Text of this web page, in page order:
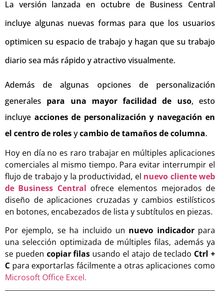
La versión lanzada en octubre de Business Central
incluye algunas nuevas formas para que los usuarios
optimicen su espacio de trabajo y hagan que su trabajo
diario sea más rápido y atractivo visualmente.
Además de algunas opciones de personalización
generales para una mayor facilidad de uso, esto
incluye acciones de personalización y navegación en
el centro de rolesycambio de tamaños de columna.
Hoy en día no es raro trabajar en múltiples aplicaciones
comerciales al mismo tiempo. Para evitar interrumpir el
flujo de trabajo y la productividad, el nuevo cliente web
de Business Central ofrece elementos mejorados de
diseño de aplicaciones cruzadas y cambios estilísticos
en botones, encabezados de lista y subtítulos en piezas.
Por ejemplo, se ha incluido un nuevo indicadorpara
una selección optimizada de múltiples filas, además ya
se pueden copiar filas usando el atajo de teclado Ctrl +
C para exportarlas fácilmente a otras aplicaciones como
Microsoft Office Excel.